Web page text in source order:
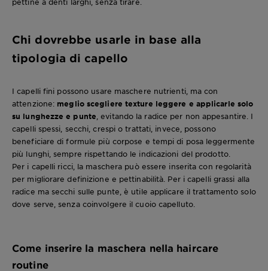
Chi dovrebbe usarle in base alla
tipologia di capello
I capelli fini possono usare maschere nutrienti, ma con
attenzione: meglio scegliere texture leggere e applicarle solo
su lunghezze e punte , evitando la radice per non appesantire. I
capelli spessi, secchi, crespi o trattati, invece, possono
beneficiare di formule più corpose e tempi di posa leggermente
più lunghi, sempre rispettando le indicazioni del prodotto.
Per i capelli ricci, la maschera può essere inserita con regolarità
per migliorare definizione e pettinabilità. Per i capelli grassi alla
radice ma secchi sulle punte, è utile applicare il trattamento solo
dove serve, senza coinvolgere il cuoio capelluto.
Come inserire la maschera nella haircare
routine